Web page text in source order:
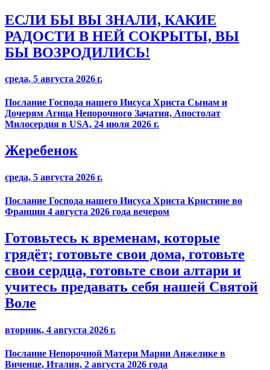
ЕСЛИ БЫ ВЫ ЗНАЛИ, КАКИЕ
РАДОСТИ В НЕЙ СОКРЫТЫ, ВЫ
БЫ ВОЗРОДИЛИСЬ!
среда, 5 августа 2026 г.
Послание Господа нашего Иисуса Христа Сынам и
Дочерям Агнца Непорочного Зачатия, Апостолат
Милосердия в USA, 24 июля 2026 г.
Жеребенок
среда, 5 августа 2026 г.
Послание Господа нашего Иисуса Христа Кристине во
Франции 4 августа 2026 года вечером
Готовьтесь к временам, которые
грядёт; готовьте свои дома, готовьте
свои сердца, готовьте свои алтари и
учитесь предавать себя нашей Святой
Воле
вторник, 4 августа 2026 г.
Послание Непорочной Матери Марии Анжелике в
Виченце, Италия, 2 августа 2026 года